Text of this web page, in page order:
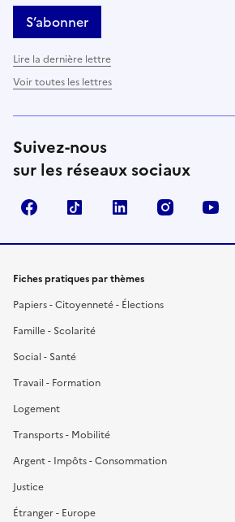
S’abonner
Lire la dernière lettre
Voir toutes les lettres
Suivez-nous
sur les réseaux sociaux
FacebookTikTok LinkedIn Instagram
Fiches pratiques par thèmes
Papiers - Citoyenneté - Élections
Famille - Scolarité
Social - Santé
Travail - Formation
Logement
Transports - Mobilité
Argent - Impôts - Consommation
Justice
Étranger - Europe